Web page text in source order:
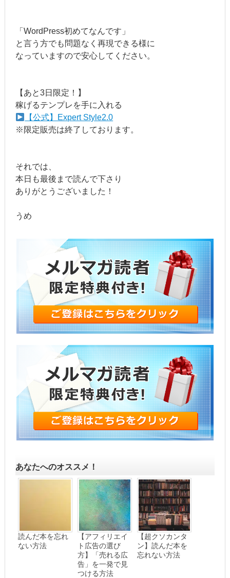
「WordPress初めてなんです」
と言う方でも問題なく再現できる様に
なっていますので安心してください。
【あと3日限定！】
稼げるテンプレを手に入れる
【公式】Expert Style2.0
※限定販売は終了しております。
それでは、
本日も最後まで読んで下さり
ありがとうございました！
うめ
あなたへのオススメ！
読んだ本を忘れ
ない方法
【アフィリエイ
ト広告の選び
方】「売れる広
告」を一発で見
つける方法
【超クソカンタ
ン】読んだ本を
忘れない方法